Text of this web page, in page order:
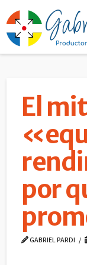
El
por
GABRIEL PARDI